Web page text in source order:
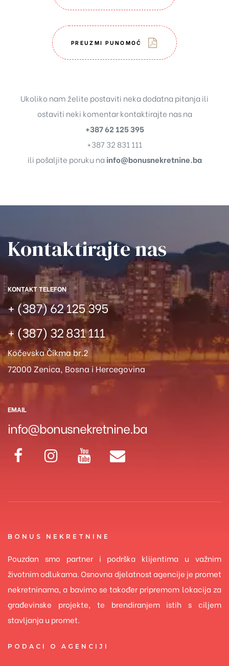
PREUZMI PUNOMOĆ
Ukoliko nam želite postaviti neka dodatna pitanja ili
ostaviti neki komentar kontaktirajte nas na
+387 62 125 395
+387 32 831 111
ili pošaljite poruku na info@bonusnekretnine.ba
Kontaktirajte nas​
KONTAKT TELEFON
+ (387) 62 125 395
+ (387) 32 831 111
Kočevska Čikma br.2
72000 Zenica, Bosna i Hercegovina
EMAIL
info@bonusnekretnine.ba
BONUS NEKRETNINE
Pouzdan smo partner i podrška klijentima u važnim
životnim odlukama. Osnovna djelatnost agencije je promet
nekretninama, a bavimo se također pripremom lokacija za
građevinske projekte, te brendiranjem istih s ciljem
stavljanja u promet.
PODACI O AGENCIJI